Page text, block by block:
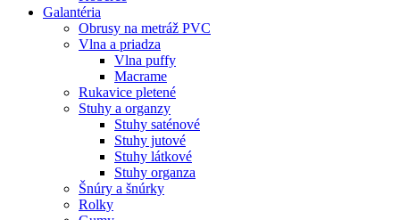
Galantéria
Obrusy na metráž PVC
Vlna a priadza
Vlna puffy
Macrame
Rukavice pletené
Stuhy a organzy
Stuhy saténové
Stuhy jutové
Stuhy látkové
Stuhy organza
Šnúry a šnúrky
Rolky